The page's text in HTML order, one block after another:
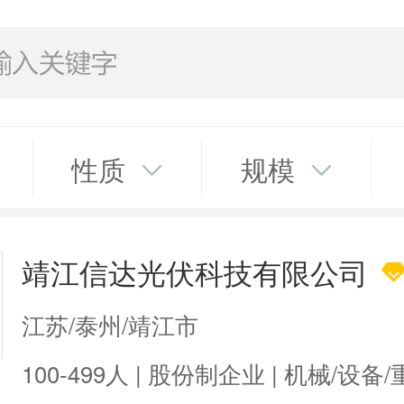
性质 规模
靖江信达光伏科技有限公司
江苏/泰州/靖江市
100-499人 | 股份制企业 | 机械/设备/